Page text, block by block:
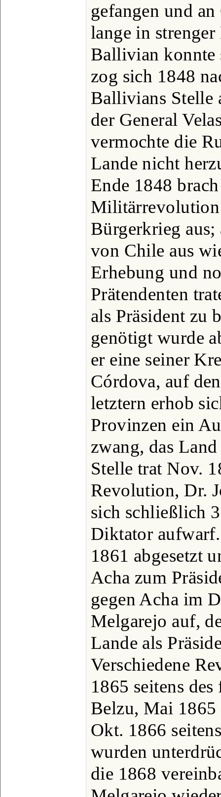
gefangen und
lange in
Ballivian konnte
zog sich 1848
Ballivians Stelle
der General
vermochte die
Lande nicht
Ende 1848
Militärrevolution
Bürgerkrieg
von Chile aus
Erhebung und
Prätendenten
als Präsident zu
genötigt wurde
er eine seiner
Córdova, auf
letztern erhob
Provinzen ein
zwang, das
Stelle trat Nov.
Revolution, Dr.
sich schließlich
Diktator
1861 abgesetzt
Acha zum
gegen Acha im
Melgarejo auf,
Lande als
Verschiedene
1865 seitens
Belzu, Mai 1865
Okt. 1866
wurden
die 1868